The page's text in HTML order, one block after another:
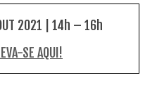
2021 | 14h – 16h
SE AQUI!